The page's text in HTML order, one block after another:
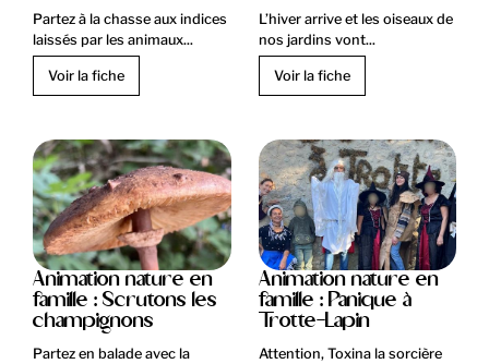
Partez à la chasse aux indices
laissés par les animaux...
Voir la fiche
L’hiver arrive et les oiseaux de
nos jardins vont...
Voir la fiche
Animation nature en
famille : Scrutons les
champignons
Partez en balade avec la
Animation nature en
famille : Panique à
Trotte-Lapin
Attention, Toxina la sorcière